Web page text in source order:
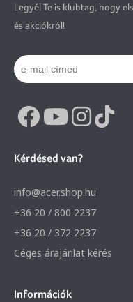
Legyél Te is klubtag, hogy
és akciókról!
Kérdésed van?
info@acer.shop.hu
+36 20 / 800 2237
+36 20 / 372 2237
Céges árajánlat kérés
Információk